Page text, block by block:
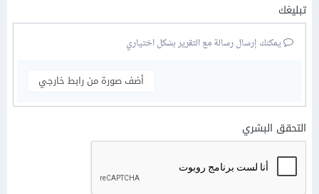
تبليغك
يمكنك إرسال رسالة مع التقرير بشكل اختياري
أضف صورة من رابط خارجي
التحقق البشري